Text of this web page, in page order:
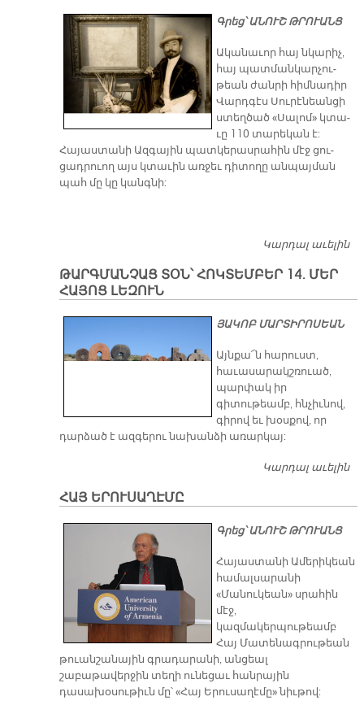
Գրեց՝ ԱՆՈՒՇ ԹՐՈՒԱՆՑ
Ա­կա­նա­ւոր հայ նկա­րիչ,
հայ պատ­ման­կար­չու­
թեան ժան­րի հիմ­նա­դիր
Վարդ­գէս Սու­րէ­նեան­ցի
ստեղ­ծած «Սա­լո­մ» կտա­
ւը 110 տա­րե­կան է:
Հա­յաս­տա­նի Ազ­գա­յին պատ­կե­րաս­րա­հին մէջ ցու­
ցադ­րուող այս կտա­ւին առ­ջեւ դի­տո­ղը ան­պայ­ման
պահ մը կը կանգ­նի:
Կարդալ աւելին
ԹԱՐԳ­ՄԱՆ­ՉԱՑ ՏՕՆ՝ ՀՈԿ­ՏԵՄ­ԲԵՐ 14. ՄԵՐ
ՀԱ­ՅՈՑ ԼԵ­ԶՈՒՆ
ՅԱ­ԿՈԲ ՄԱՐ­ՏԻ­ՐՈ­ՍԵԱՆ
Այնքա՜ն հարուստ,
հաւասարակշռուած,
պարփակ իր
գիտութեամբ, հնչիւնով,
գիրով եւ խօսքով, որ
դարձած է ազգերու նախանձի առարկայ:
Կարդալ աւելին
ՀԱՅ ԵՐՈՒՍԱՂԷՄԸ
Գրեց՝ ԱՆՈՒՇ ԹՐՈՒԱՆՑ
Հայաստանի Ամերիկեան
համալսարանի
«Մանուկեան» սրահին
մէջ,
կազմակերպութեամբ
Հայ Մատենագրութեան
թուանշանային գրադարանի, անցեալ
շաբաթավերջին տեղի ունեցաւ հանրային
դասախօսութիւն մը՝ «Հայ Երուսաղէմը» նիւթով: